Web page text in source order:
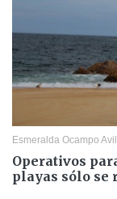
Esmeralda Ocampo
Operativos
playas sólo se